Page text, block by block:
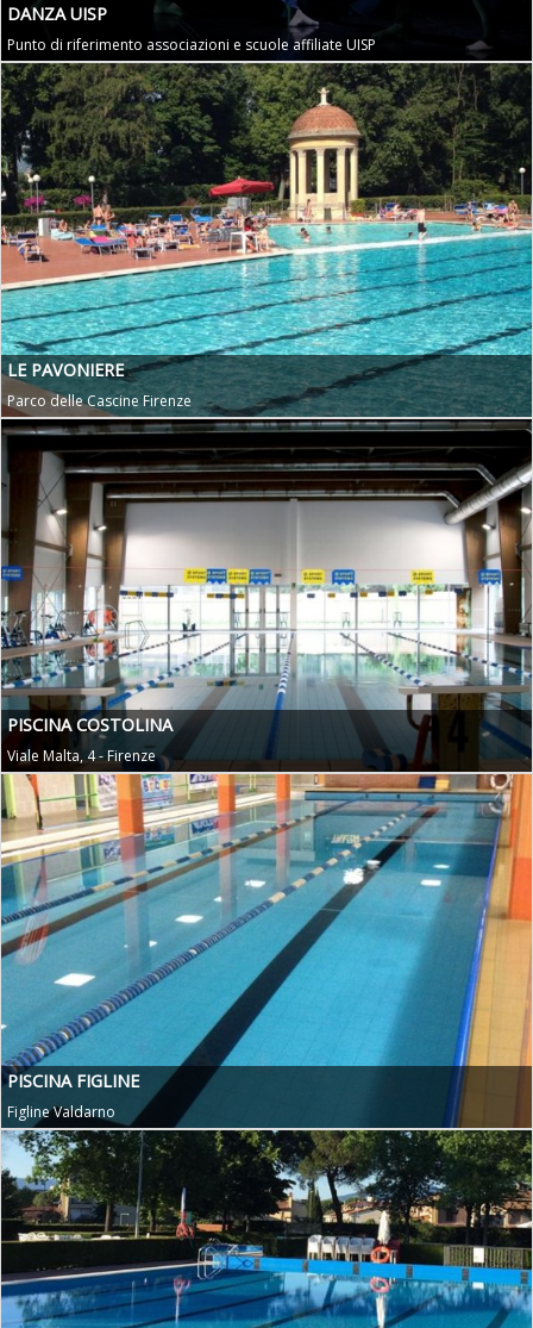
DANZA UISP
Punto di riferimento associazioni e scuole affiliate UISP
LE PAVONIERE
Parco delle Cascine Firenze
PISCINA COSTOLINA
Viale Malta, 4 - Firenze
PISCINA FIGLINE
Figline Valdarno